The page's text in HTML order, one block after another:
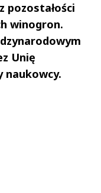
pozostałości
winogron.
Unię
naukowcy.